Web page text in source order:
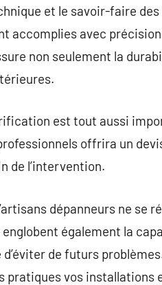
et le savoir-faire
accomplies avec
non seulement la
est tout aussi
offrira un
de l’intervention.
dépanneurs ne se
également la
de futurs
pratiques vos